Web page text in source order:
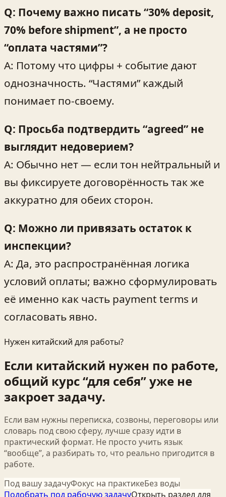
Q: Почему важно писать “30% deposit,
70% before shipment”, а не просто
“оплата частями”?
A: Потому что цифры + событие дают
однозначность. “Частями” каждый
понимает по‑своему.
Q: Просьба подтвердить “agreed” не
выглядит недоверием?
A: Обычно нет — если тон нейтральный и
вы фиксируете договорённость так же
аккуратно для обеих сторон.
Q: Можно ли привязать остаток к
инспекции?
A: Да, это распространённая логика
условий оплаты; важно сформулировать
её именно как часть payment terms и
согласовать явно.
Нужен китайский для работы?
Если китайский нужен по работе,
общий курс “для себя” уже не
закроет задачу.
Если вам нужны переписка, созвоны, переговоры или
словарь под свою сферу, лучше сразу идти в
практический формат. Не просто учить язык
“вообще”, а разбирать то, что реально пригодится в
работе.
Под вашу задачуФокус на практикеБез воды
Подобрать под рабочую задачуОткрыть раздел для